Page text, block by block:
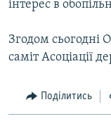
інтерес в
Згодом сьогодні
саміт Асоціації
Поділитись